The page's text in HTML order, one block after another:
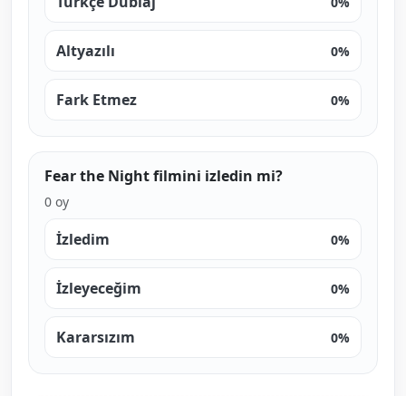
Altyazılı 0%
Fark Etmez 0%
Fear the Night filmini izledin mi?
0 oy
İzledim 0%
İzleyeceğim 0%
Kararsızım 0%